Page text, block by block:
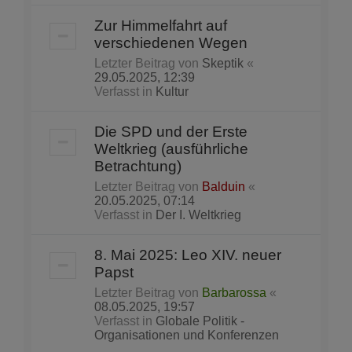
Zur Himmelfahrt auf
verschiedenen Wegen
Letzter Beitrag von Skeptik «
29.05.2025, 12:39
Verfasst in Kultur
Die SPD und der Erste
Weltkrieg (ausführliche
Betrachtung)
Letzter Beitrag von Balduin «
20.05.2025, 07:14
Verfasst in Der I. Weltkrieg
8. Mai 2025: Leo XIV. neuer
Papst
Letzter Beitrag von Barbarossa «
08.05.2025, 19:57
Verfasst in Globale Politik -
Organisationen und Konferenzen